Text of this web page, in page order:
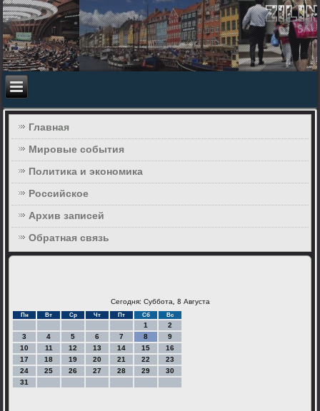
Главная
Мировые события
Политика и экономика
Российское
Архив записей
Обратная связь
Сегодня: Суббота, 8 Августа
Пн Вт Ср Чт Пт Сб Вс
1
2
3
4 5 6 7 8
9
10
11 12 13 14 15
16
17
18 19 20 21 22
23
24
25 26 27 28 29
30
31